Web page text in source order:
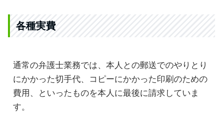
各種実費
通常の弁護士業務では、本人との郵送でのやりとり
にかかった切手代、コピーにかかった印刷のための
費用、といったものを本人に最後に請求していま
す。